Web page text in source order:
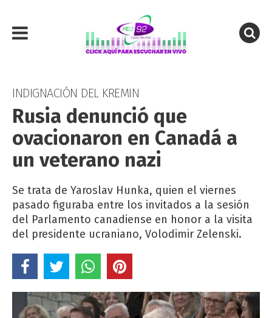
INDIGNACIÓN DEL KREMIN
Rusia denunció que
ovacionaron en Canadá a
un veterano nazi
Se trata de Yaroslav Hunka, quien el viernes
pasado figuraba entre los invitados a la sesión
del Parlamento canadiense en honor a la visita
del presidente ucraniano, Volodimir Zelenski.